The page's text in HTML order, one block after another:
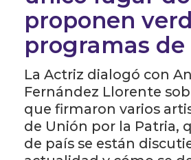
proponen
programas de
La Actriz dialogó con
Fernández Llorente
que firmaron varios
de Unión por la Patria,
de país se están